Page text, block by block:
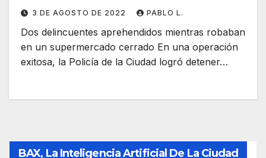
3 DE AGOSTO DE 2022 PABLO L.
Dos delincuentes aprehendidos mientras robaban
en un supermercado cerrado En una operación
exitosa, la Policía de la Ciudad logró detener…
BAX, La Inteligencia Artificial De La Ciudad